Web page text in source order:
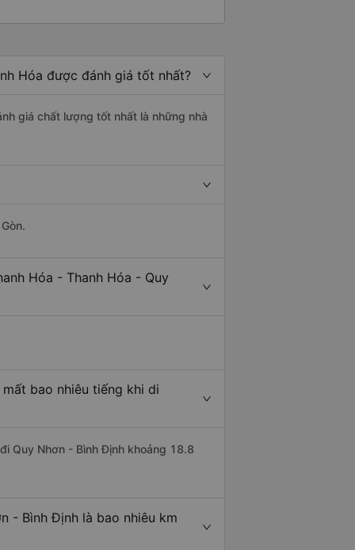
Hóa được đánh giá tốt nhất?
giá chất lượng tốt nhất là những nhà
Hóa - Thanh Hóa - Quy
bao nhiêu tiếng khi di
Quy Nhơn - Bình Định khoảng 18.8
- Bình Định là bao nhiêu km